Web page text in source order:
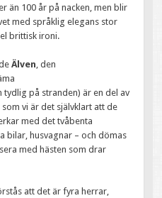
än 100 år på nacken, men blir
med språklig elegans stor
brittisk ironi.
Älven , den
tydlig på stranden) är en del av
vi är det självklart att de
med det tvåbenta
bilar, husvagnar – och dömas
med hästen som drar
att det är fyra herrar,